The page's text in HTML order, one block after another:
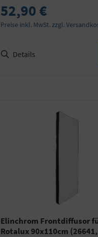
52,90 €
Preise inkl. MwSt. zzgl.
Details
Elinchrom Frontdiffusor
Rotalux 90x110cm